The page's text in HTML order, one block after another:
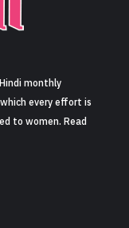
monthly
every effort is
to women. Read